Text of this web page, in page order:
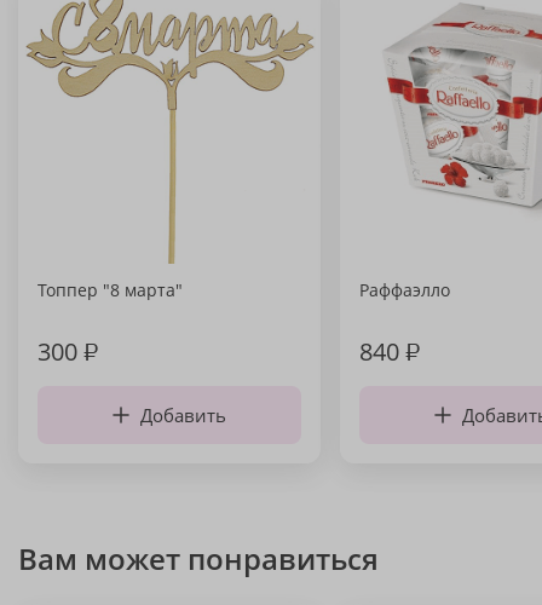
Топпер "8 марта"
300₽
Добавить
Раффаэлло
840₽
Вам может понравиться